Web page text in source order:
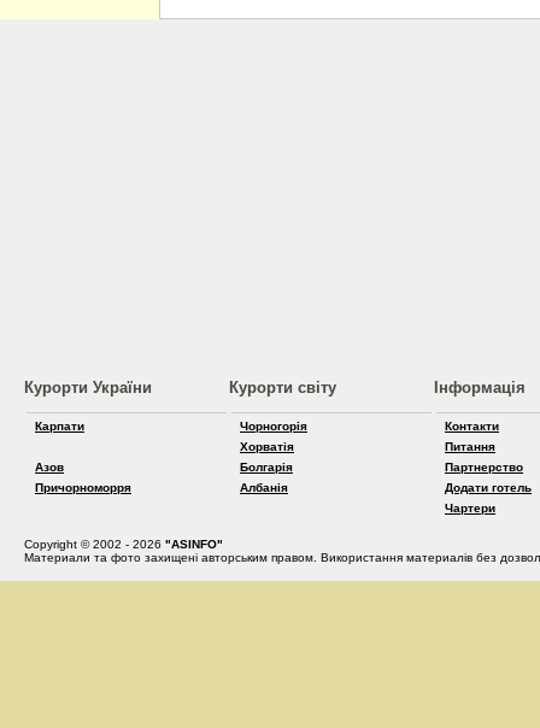
Курорти України
Карпати
Азов
Причорноморря
Курорти світу
Чорногорія
Хорватія
Болгарія
Албанія
Інформація
Контакти
Питання
Партнерство
Додати готель
Чартери
Copyright © 2002 - 2026 "ASINFO"
Материали та фото захищені авторським правом. Використання материалів без